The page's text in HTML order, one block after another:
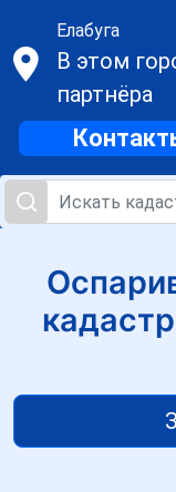
Елабуга
В этом
партнёра